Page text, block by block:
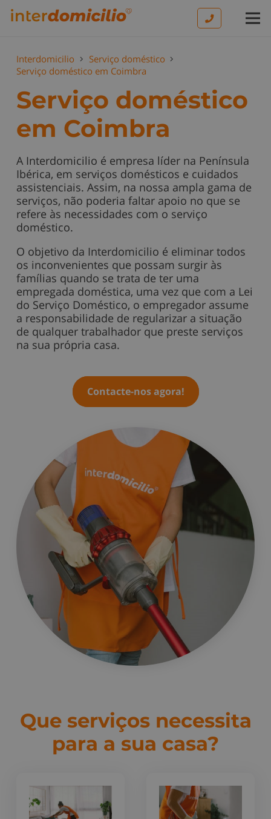
Interdomicilio
Serviço doméstico
Serviço doméstico em Coimbra
Serviço doméstico
em Coimbra
A Interdomicilio é empresa líder na Península
Ibérica, em serviços domésticos e cuidados
assistenciais. Assim, na nossa ampla gama de
serviços, não poderia faltar apoio no que se
refere às necessidades com o serviço
doméstico.
O objetivo da Interdomicilio é eliminar todos
os inconvenientes que possam surgir às
famílias quando se trata de ter uma
empregada doméstica, uma vez que com a Lei
do Serviço Doméstico, o empregador assume
a responsabilidade de regularizar a situação
de qualquer trabalhador que preste serviços
na sua própria casa.
Contacte-nos agora!
Que serviços necessita
para a sua casa?